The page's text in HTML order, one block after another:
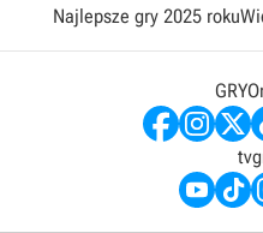
Najlepsze gry 2025 roku